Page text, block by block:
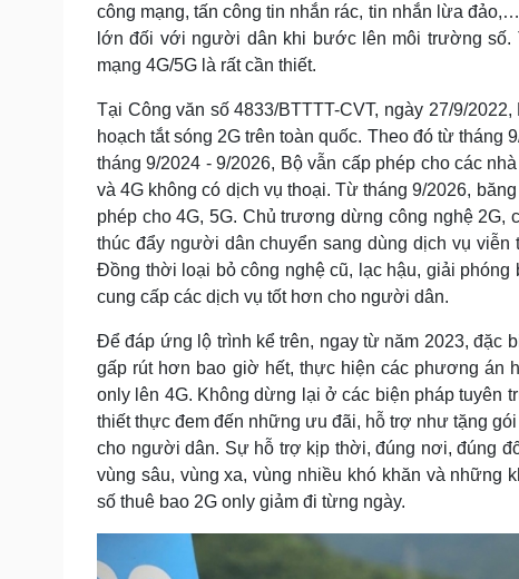
công mạng, tấn công tin nhắn rác, tin nhắn lừa
lớn đối với người dân khi bước lên môi trường số.
mạng 4G/5G là rất cần thiết.
Tại Công văn số 4833/BTTTT-CVT, ngày 27/9/
hoạch tắt sóng 2G trên toàn quốc. Theo đó từ tháng
tháng 9/2024 - 9/2026, Bộ vẫn cấp phép cho các
và 4G không có dịch vụ thoại. Từ tháng 9/2026,
phép cho 4G, 5G. Chủ trương dừng công nghệ
thúc đẩy người dân chuyển sang dùng dịch vụ
Đồng thời loại bỏ công nghệ cũ, lạc hậu, giải
cung cấp các dịch vụ tốt hơn cho người dân.
Để đáp ứng lộ trình kể trên, ngay từ năm 2023, đặc
gấp rút hơn bao giờ hết, thực hiện các phương án
only lên 4G. Không dừng lại ở các biện pháp tuyên
thiết thực đem đến những ưu đãi, hỗ trợ như tặng
cho người dân. Sự hỗ trợ kịp thời, đúng nơi, đúng
vùng sâu, vùng xa, vùng nhiều khó khăn và những
số thuê bao 2G only giảm đi từng ngày.